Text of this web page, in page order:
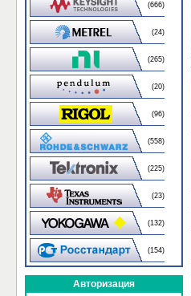
(666)
(24)
(265)
(20)
(96)
(558)
(225)
(23)
(132)
(154)
Авторизация